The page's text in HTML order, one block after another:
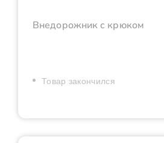
Внедорожник с крюком
Товар закончился